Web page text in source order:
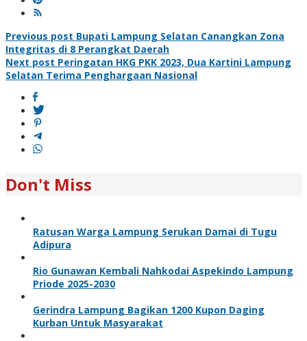
Post
navigation
Previous post Bupati Lampung Selatan Canangkan Zona
Integritas di 8 Perangkat Daerah
Next post Peringatan HKG PKK 2023, Dua Kartini Lampung
Selatan Terima Penghargaan Nasional
Don't Miss
Ratusan Warga Lampung Serukan Damai di Tugu
Adipura
Rio Gunawan Kembali Nahkodai Aspekindo Lampung
Priode 2025-2030
Gerindra Lampung Bagikan 1200 Kupon Daging
Kurban Untuk Masyarakat